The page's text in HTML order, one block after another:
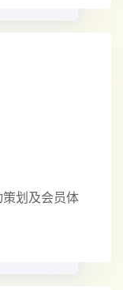
划及会员体